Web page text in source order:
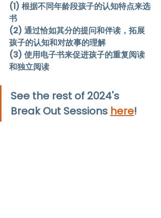
(1) 根据不同年龄段孩子的认知特点来选
书
(2) 通过恰如其分的提问和伴读，拓展
孩子的认知和对故事的理解
(3) 使用电子书来促进孩子的重复阅读
和独立阅读
See the rest of 2024's
Break Out Sessions here!